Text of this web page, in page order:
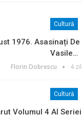
Cultură
1976. Asasinați
Vasile…
Florin Dobrescu 4
Cultură
Volumul 4 Al Seriei